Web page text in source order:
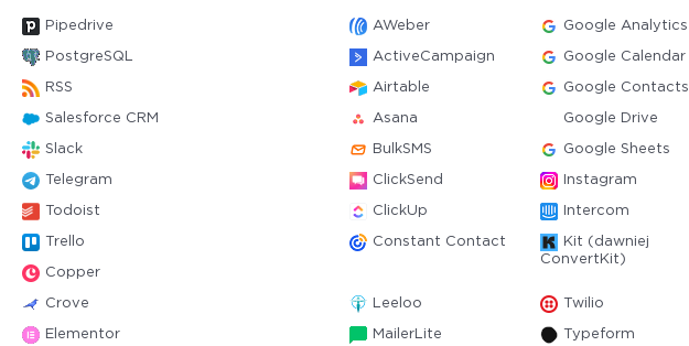
Pipedrive
PostgreSQL
RSS
Salesforce CRM
Slack
Telegram
Todoist
Trello
Copper
Crove
Elementor
AWeber Google Analytics
ActiveCampaign Google Calendar
Airtable Google Contacts
Asana Google Drive
BulkSMS Google Sheets
ClickSend Instagram
ClickUp Intercom
Constant Contact
Kit (dawniej
ConvertKit)
Leeloo Twilio
MailerLite Typeform